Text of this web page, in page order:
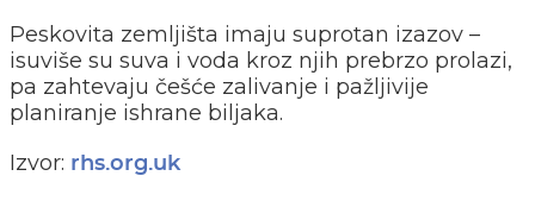
Peskovita zemljišta imaju suprotan izazov –
isuviše su suva i voda kroz njih prebrzo prolazi,
pa zahtevaju češće zalivanje i pažljivije
planiranje ishrane biljaka.
Izvor: rhs.org.uk